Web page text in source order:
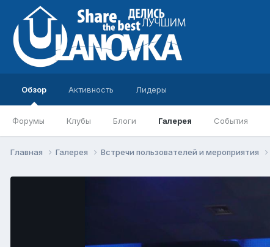
Обзор
Форумы Клубы Блоги Галерея События
Активность Лидеры
Главная Галерея Встречи пользователей и мероприятия